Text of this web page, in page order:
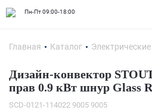
Пн-Пт 09:00-18:00
Главная Каталог
Дизайн-конвектор
прав 0.9 кВт шнур Glass
SCD-0121-114022 9005 9005